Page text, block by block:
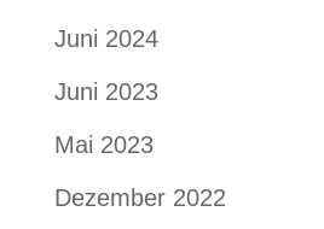
Juni 2024
Juni 2023
Mai 2023
Dezember 2022